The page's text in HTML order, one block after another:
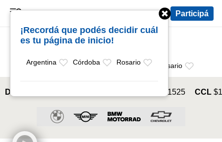
Deportes Caminos
Opinión
Últimas 24 h
En YouTube
Clima
Horóscopo
Participá
Lo Último Argentina Córdoba Rosario
Dólar Oficial $1525 CCL
¡Recordá que podés decidir cuál
es tu página de inicio!
Argentina Córdoba Rosario